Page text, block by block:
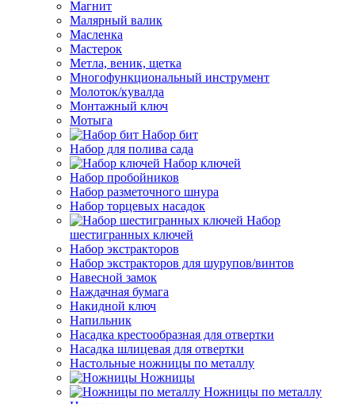
Магнит
Малярный валик
Масленка
Мастерок
Метла, веник, щетка
Многофункциональный инструмент
Молоток/кувалда
Монтажный ключ
Мотыга
Набор бит
Набор для полива сада
Набор ключей
Набор пробойников
Набор разметочного шнура
Набор торцевых насадок
Набор
шестигранных ключей
Набор экстракторов
Набор экстракторов для шурупов/винтов
Навесной замок
Наждачная бумага
Накидной ключ
Напильник
Насадка крестообразная для отвертки
Насадка шлицевая для отвертки
Настольные ножницы по металлу
Ножницы
Ножницы по металлу